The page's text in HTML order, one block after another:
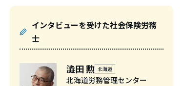
インタビューを受けた社会保険労務
士
澁田 勲 北海道
北海道労務管理センター